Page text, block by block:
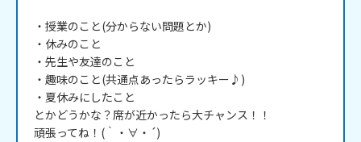
・授業のこと(分からない問題とか)
・休みのこと
・先生や友達のこと
・趣味のこと(共通点あったらラッキー♪)
・夏休みにしたこと
とかどうかな？席が近かったら大チャンス！！
頑張ってね！(｀・∀・´)